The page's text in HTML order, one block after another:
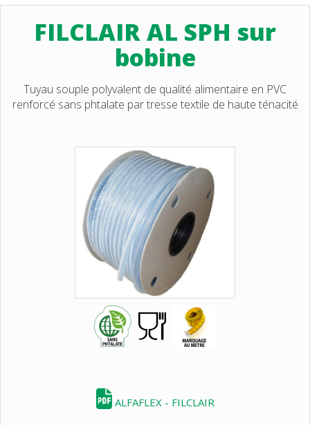
FILCLAIR AL SPH sur
bobine
Tuyau souple polyvalent de qualité alimentaire en PVC
renforcé sans phtalate par tresse textile de haute ténacité
ALFAFLEX - FILCLAIR